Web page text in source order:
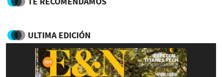
ULTIMA EDICIÓN